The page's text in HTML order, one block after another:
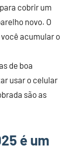
cobrir um
novo. O
acumular o
de boa
usar o celular
são as
é um